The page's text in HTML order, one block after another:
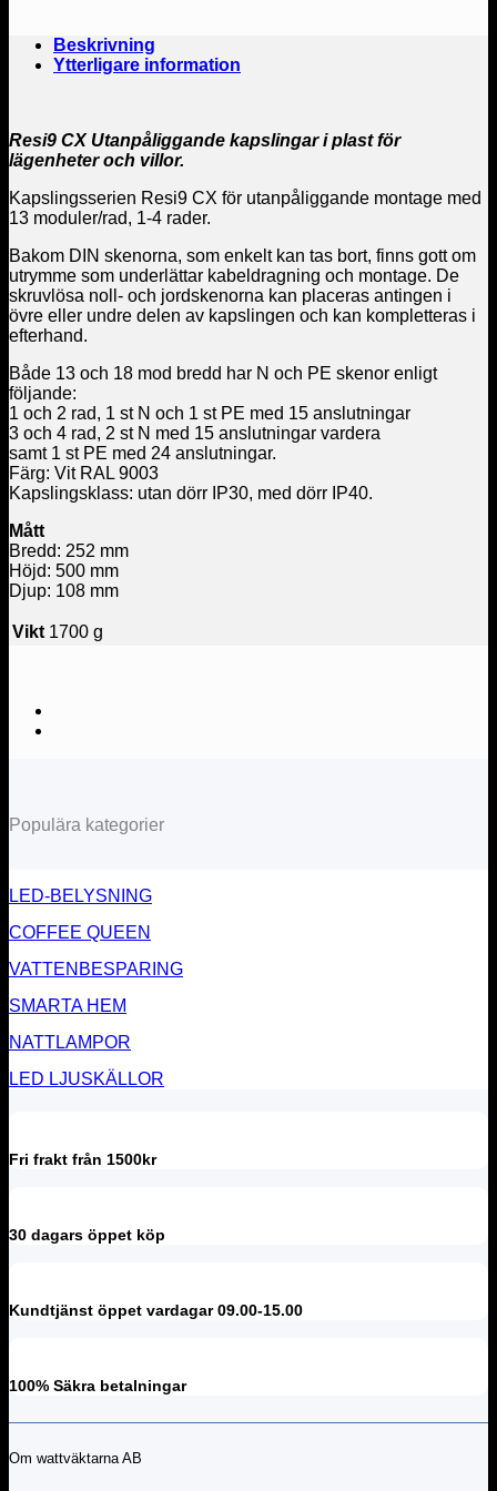
Beskrivning
Ytterligare information
Resi9 CX Utanpåliggande kapslingar i plast för
lägenheter och villor.
Kapslingsserien Resi9 CX för utanpåliggande montage med
13 moduler/rad, 1-4 rader.
Bakom DIN skenorna, som enkelt kan tas bort, finns gott om
utrymme som underlättar kabeldragning och montage. De
skruvlösa noll- och jordskenorna kan placeras antingen i
övre eller undre delen av kapslingen och kan kompletteras i
efterhand.
Både 13 och 18 mod bredd har N och PE skenor enligt
följande:
1 och 2 rad, 1 st N och 1 st PE med 15 anslutningar
3 och 4 rad, 2 st N med 15 anslutningar vardera
samt 1 st PE med 24 anslutningar.
Färg: Vit RAL 9003
Kapslingsklass: utan dörr IP30, med dörr IP40.
Mått
Bredd: 252 mm
Höjd: 500 mm
Djup: 108 mm
Vikt 1700 g
Populära kategorier
LED-BELYSNING
COFFEE QUEEN
VATTENBESPARING
SMARTA HEM
NATTLAMPOR
LED LJUSKÄLLOR
Fri frakt från 1500kr
30 dagars öppet köp
Kundtjänst öppet vardagar 09.00-15.00
100% Säkra betalningar
Om wattväktarna AB